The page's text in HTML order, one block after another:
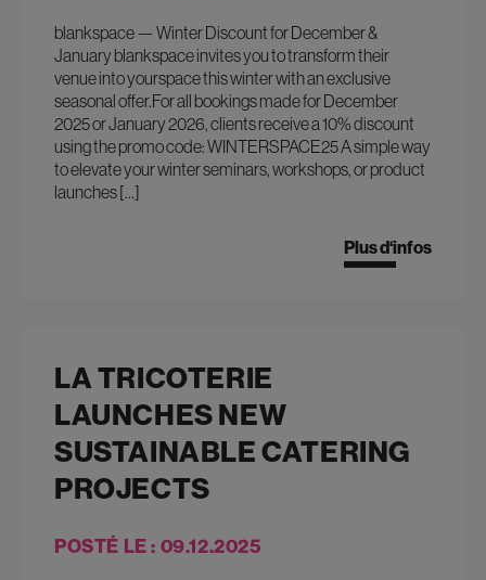
blankspace — Winter Discount for December &
January blankspace invites you to transform their
venue into yourspace this winter with an exclusive
seasonal offer.For all bookings made for December
2025 or January 2026, clients receive a 10% discount
using the promo code: WINTERSPACE25 A simple way
to elevate your winter seminars, workshops, or product
launches […]
Plus d‘infos
LA TRICOTERIE
LAUNCHES NEW
SUSTAINABLE CATERING
PROJECTS
POSTÉ LE : 09.12.2025